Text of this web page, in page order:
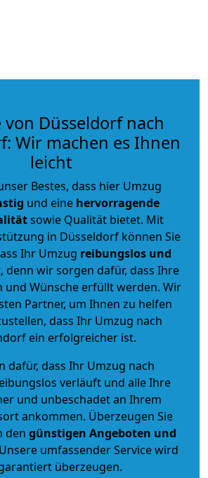
von Düsseldorf nach
Wir machen es Ihnen
leicht
Bestes, dass hier Umzug
und eine hervorragende
sowie Qualität bietet. Mit
in Düsseldorf können Sie
Ihr Umzug reibungslos und
wir sorgen dafür, dass Ihre
Wünsche erfüllt werden. Wir
Partner, um Ihnen zu helfen
dass Ihr Umzug nach
ein erfolgreicher ist.
dafür, dass Ihr Umzug nach
verläuft und alle Ihre
und unbeschadet an Ihrem
ankommen. Überzeugen Sie
den günstigen Angeboten und
Unsere umfassender Service wird
überzeugen.